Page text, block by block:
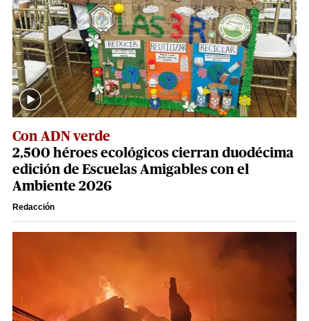
Con ADN verde
2,500 héroes ecológicos cierran duodécima
edición de Escuelas Amigables con el
Ambiente 2026
Redacción